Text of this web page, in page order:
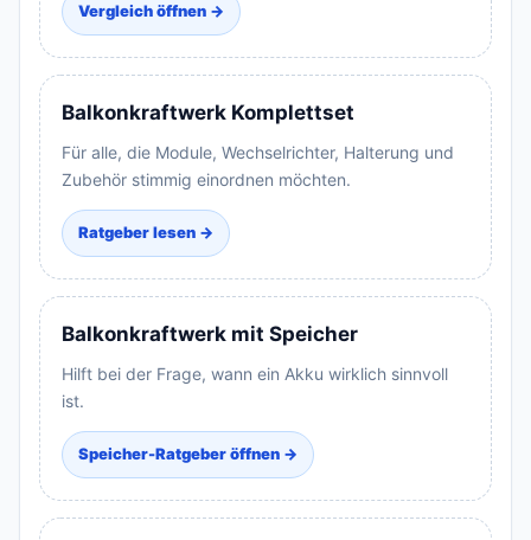
Vergleich öffnen →
Balkonkraftwerk Komplettset
Für alle, die Module, Wechselrichter, Halterung und
Zubehör stimmig einordnen möchten.
Ratgeber lesen →
Balkonkraftwerk mit Speicher
Hilft bei der Frage, wann ein Akku wirklich sinnvoll
ist.
Speicher-Ratgeber öffnen →